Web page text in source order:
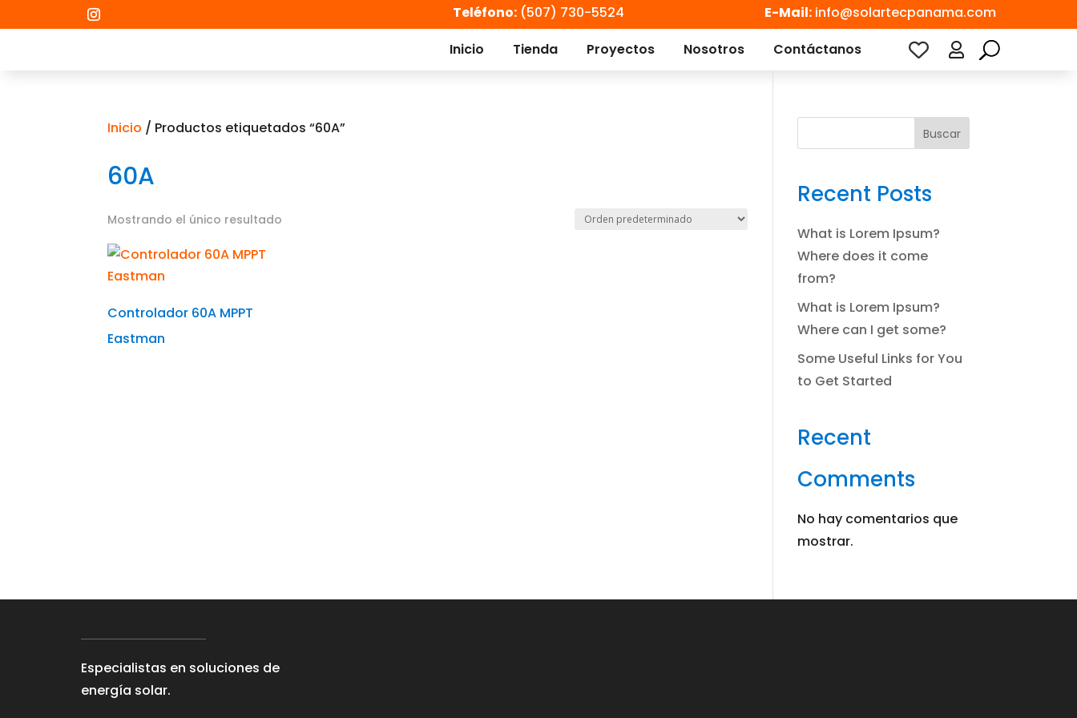
Teléfono:(507) 730-5524 E-Mail: info@solartecpanama.com
Inicio
Tienda Proyectos Nosotros Contáctanos 
Inicio / Productos etiquetados “60A”
60A
Mostrando el único resultado
Controlador 60A MPPT
Eastman
Buscar
Recent Posts
What is Lorem Ipsum?
Where does it come
from?
What is Lorem Ipsum?
Where can I get some?
Some Useful Links for You
to Get Started
Recent
Comments
No hay comentarios que
mostrar.
Especialistas en soluciones de
energía solar.